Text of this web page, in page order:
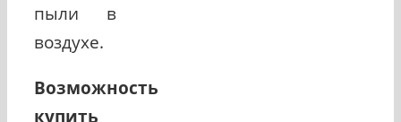
пыли в
воздухе.
Возможность
купить